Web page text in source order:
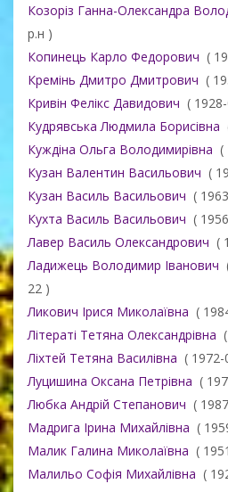
Козоріз Ганна-Олександра
р.н )
Копинець Карло Федорович (
Кремінь Дмитро Дмитрович (
Кривін Фелікс Давидович (
Кудрявська Людмила Борисівна
Куждіна Ольга Володимирівна (
Кузан Валентин Васильович (
Кузан Василь Васильович (
Кухта Василь Васильович (
Лавер Василь Олександрович (
Ладижець Володимир Іванович
22 )
Ликович Ірися Миколаївна (
Літераті Тетяна Олександрівна
Ліхтей Тетяна Василівна ( 1972-
Луцишина Оксана Петрівна (
Любка Андрій Степанович (
Мадрига Ірина Михайлівна (
Малик Галина Миколаївна (
Малильо Софія Михайлівна (